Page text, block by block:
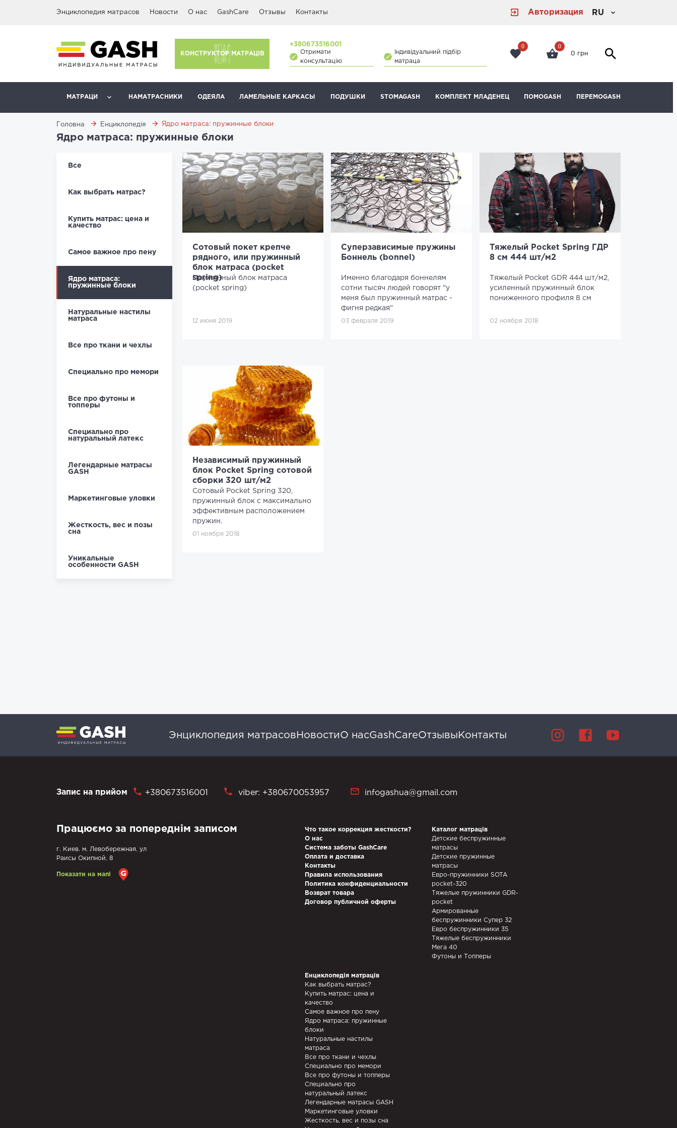
Энциклопедия матрасов Новости О нас GashCare Отзывы Контакты Авторизация RU
КОНСТРУКТОР МАТРАЦІВ
+380673516001
Отримати
консультацію
Індивідуальний підбір
матраца
0 0
0 грн
МАТРАЦИ НАМАТРАСНИКИ ОДЕЯЛА ЛАМЕЛЬНЫЕ КАРКАСЫ ПОДУШКИ STOMAGASH КОМПЛЕКТ МЛАДЕНЕЦ ПОМОGASH ПЕРЕМОGASH
Головна Енциклопедія Ядро матраса: пружинные блоки
Ядро матраса: пружинные блоки
Все
Как выбрать матрас?
Купить матрас: цена и
качество
Самое важное про пену
Ядро матраса:
пружинные блоки
Натуральные настилы
матраса
Все про ткани и чехлы
Специально про мемори
Все про футоны и
топперы
Специально про
натуральный латекс
Легендарные матрасы
GASH
Маркетинговые уловки
Жесткость, вес и позы
сна
Уникальные
особенности GASH
Сотовый покет крепче
рядного, или пружинный
блок матраса (pocket
spring)
Пружинный блок матраса
(pocket spring)
12 июня 2019
Суперзависимые пружины
Боннель (bonnel)
Именно благодаря боннелям
сотни тысяч людей говорят "у
меня был пружинный матрас -
фигня редкая"
03 февраля 2019
Тяжелый Pocket Spring ГДР
8 см 444 шт/м2
Тяжелый Pocket GDR 444 шт/м2,
усиленный пружинный блок
пониженного профиля 8 см
02 ноября 2018
Независимый пружинный
блок Pocket Spring сотовой
сборки 320 шт/м2
Сотовый Pocket Spring 320,
пружинный блок с максимально
эффективным расположением
пружин.
01 ноября 2018
Энциклопедия матрасов НовостиО насGashCareОтзывы Контакты
Запис на прийом +380673516001 viber: +380670053957 infogashua@gmail.com
Працюємо за попереднім записом
г. Киев. м. Левобережная, ул
Раисы Окипной, 8
Показати на мапі
Что такое коррекция жесткости?
О нас
Система заботы GashCare
Оплата и доставка
Контакты
Правила использования
Политика конфиденциальности
Возврат товара
Договор публичной оферты
Каталог матраців
Детские беспружинные
матрасы
Детские пружинные
матрасы
Евро-пружинники SOTA
pocket-320
Тяжелые пружинники GDR-
pocket
Армированные
беспружинники Супер 32
Евро беспружинники 35
Тяжелые беспружинники
Мега 40
Футоны и Топперы
Енциклопедія матраців
Как выбрать матрас?
Купить матрас: цена и
качество
Самое важное про пену
Ядро матраса: пружинные
блоки
Натуральные настилы
матраса
Все про ткани и чехлы
Специально про мемори
Все про футоны и топперы
Специально про
натуральный латекс
Легендарные матрасы GASH
Маркетинговые уловки
Жесткость, вес и позы сна